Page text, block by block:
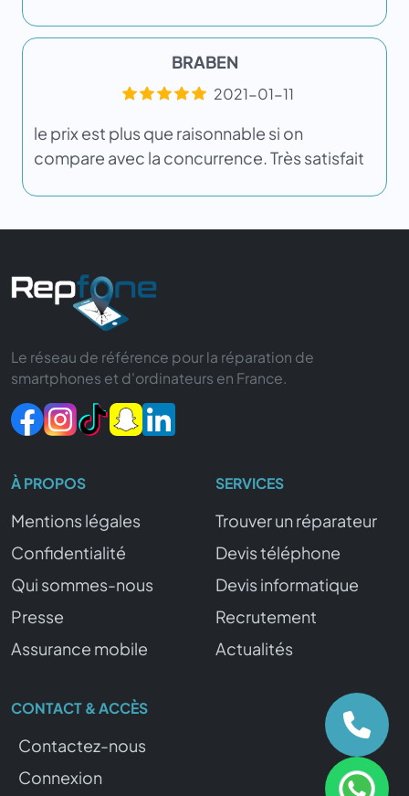
BRABEN
2021-01-11
le prix est plus que raisonnable si on
compare avec la concurrence. Très satisfait
Le réseau de référence pour la réparation de
smartphones et d'ordinateurs en France.
À PROPOS
Mentions légales
Confidentialité
Qui sommes-nous
Presse
Assurance mobile
SERVICES
Trouver un réparateur
Devis téléphone
Devis informatique
Recrutement
Actualités
CONTACT & ACCÈS
Contactez-nous
Connexion